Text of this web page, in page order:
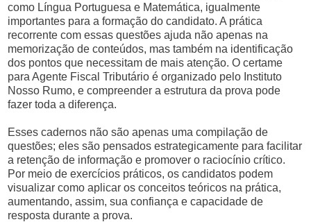
como Língua Portuguesa e Matemática, igualmente
importantes para a formação do candidato. A prática
recorrente com essas questões ajuda não apenas na
memorização de conteúdos, mas também na identificação
dos pontos que necessitam de mais atenção. O certame
para Agente Fiscal Tributário é organizado pelo Instituto
Nosso Rumo, e compreender a estrutura da prova pode
fazer toda a diferença.
Esses cadernos não são apenas uma compilação de
questões; eles são pensados estrategicamente para facilitar
a retenção de informação e promover o raciocínio crítico.
Por meio de exercícios práticos, os candidatos podem
visualizar como aplicar os conceitos teóricos na prática,
aumentando, assim, sua confiança e capacidade de
resposta durante a prova.